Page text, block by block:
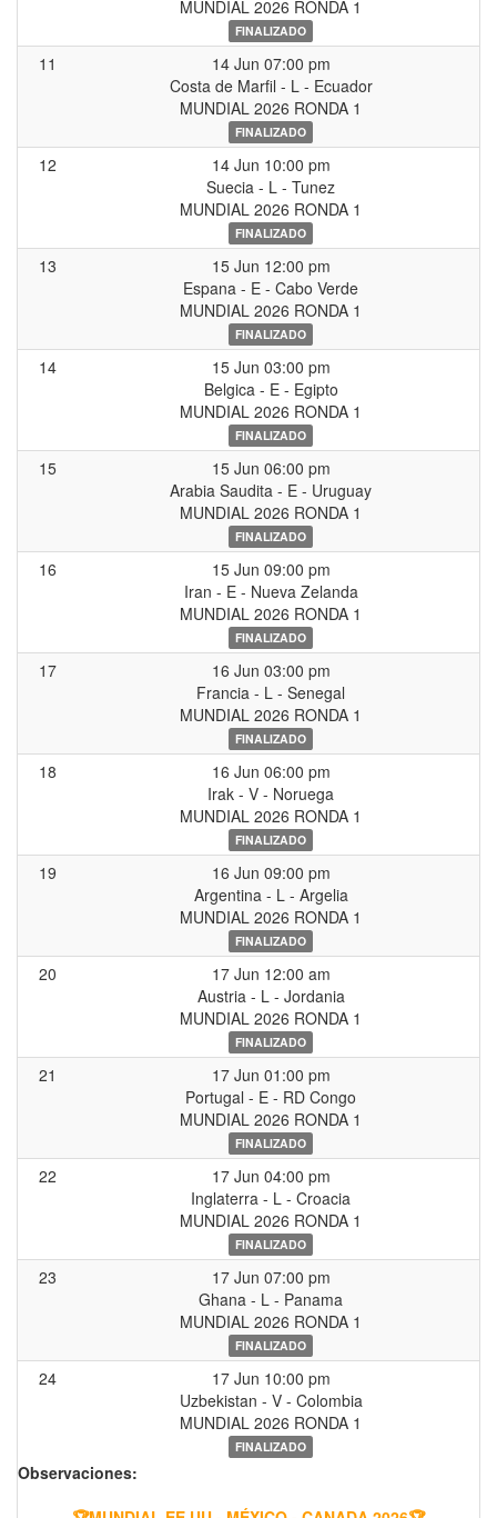
MUNDIAL 2026 RONDA 1
FINALIZADO
11
14 Jun 07:00 pm
Costa de Marfil - L - Ecuador
MUNDIAL 2026 RONDA 1
FINALIZADO
12
14 Jun 10:00 pm
Suecia - L - Tunez
MUNDIAL 2026 RONDA 1
FINALIZADO
13
15 Jun 12:00 pm
Espana - E - Cabo Verde
MUNDIAL 2026 RONDA 1
FINALIZADO
14
15 Jun 03:00 pm
Belgica - E - Egipto
MUNDIAL 2026 RONDA 1
FINALIZADO
15
15 Jun 06:00 pm
Arabia Saudita - E - Uruguay
MUNDIAL 2026 RONDA 1
FINALIZADO
16
15 Jun 09:00 pm
Iran - E - Nueva Zelanda
MUNDIAL 2026 RONDA 1
FINALIZADO
17
16 Jun 03:00 pm
Francia - L - Senegal
MUNDIAL 2026 RONDA 1
FINALIZADO
18
16 Jun 06:00 pm
Irak - V - Noruega
MUNDIAL 2026 RONDA 1
FINALIZADO
19
16 Jun 09:00 pm
Argentina - L - Argelia
MUNDIAL 2026 RONDA 1
FINALIZADO
20
17 Jun 12:00 am
Austria - L - Jordania
MUNDIAL 2026 RONDA 1
FINALIZADO
21
17 Jun 01:00 pm
Portugal - E - RD Congo
MUNDIAL 2026 RONDA 1
FINALIZADO
22
17 Jun 04:00 pm
Inglaterra - L - Croacia
MUNDIAL 2026 RONDA 1
FINALIZADO
23
17 Jun 07:00 pm
Ghana - L - Panama
MUNDIAL 2026 RONDA 1
FINALIZADO
24
17 Jun 10:00 pm
Uzbekistan - V - Colombia
MUNDIAL 2026 RONDA 1
FINALIZADO
Observaciones: